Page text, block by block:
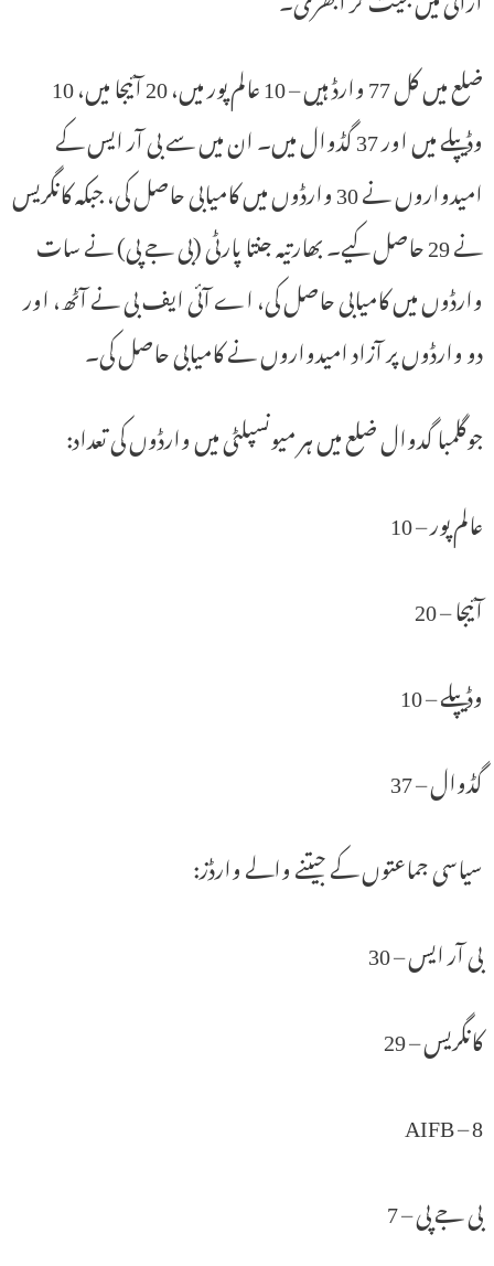
ضلع میں کل 77 وارڈ ہیں – 10 عالم پور میں، 20 آئیجا میں، 10
وڈیپلے میں اور 37 گڈوال میں۔ ان میں سے بی آر ایس کے
امیدواروں نے 30 وارڈوں میں کامیابی حاصل کی، جبکہ کانگریس
نے 29 حاصل کیے۔ بھارتیہ جنتا پارٹی (بی جے پی) نے سات
وارڈوں میں کامیابی حاصل کی، اے آئی ایف بی نے آٹھ، اور
دو وارڈوں پر آزاد امیدواروں نے کامیابی حاصل کی۔
جوگلمبا گدوال ضلع میں ہر میونسپلٹی میں وارڈوں کی تعداد:
عالم پور – 10
آئیجا – 20
وڈیپلے – 10
گڈوال – 37
سیاسی جماعتوں کے جیتنے والے وارڈز:
بی آر ایس – 30
کانگریس – 29
AIFB – 8
بی جے پی – 7